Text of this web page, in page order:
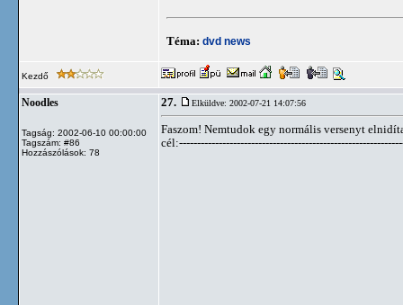
Téma: dvd news
Kezdő
Noodles
Tagság: 2002-06-10 00:00:00
Tagszám: #86
Hozzászólások: 78
27. Elküldve: 2002-07-21 14:07:56
Faszom! Nemtudok egy normális versenyt